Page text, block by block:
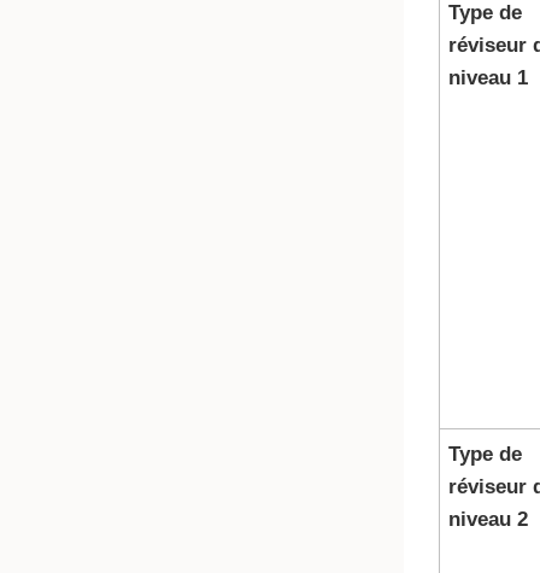
Type de
réviseur
niveau 1
Type de
réviseur
niveau 2